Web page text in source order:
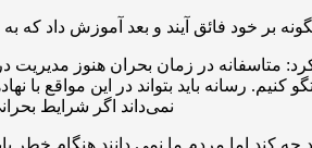
متاسفانه در زمان بحران هنوز
رسانه باید بتواند در این مواقع
نمی‌داند اگر شرایط
اما مردم ما نمی دانند هنگام خطر